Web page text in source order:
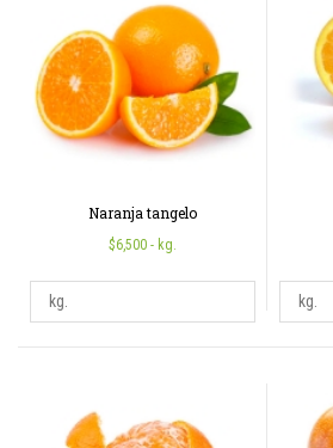
Naranja tangelo
$6,500 - kg.